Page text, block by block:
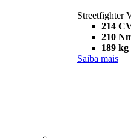
Streetfighter
214
210
189 kg
Saiba mais